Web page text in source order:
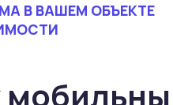
В ВАШЕМ ОБЪЕКТЕ